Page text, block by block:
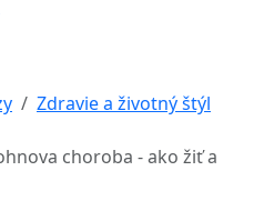
Zdravie a životný štýl
choroba - ako žiť a